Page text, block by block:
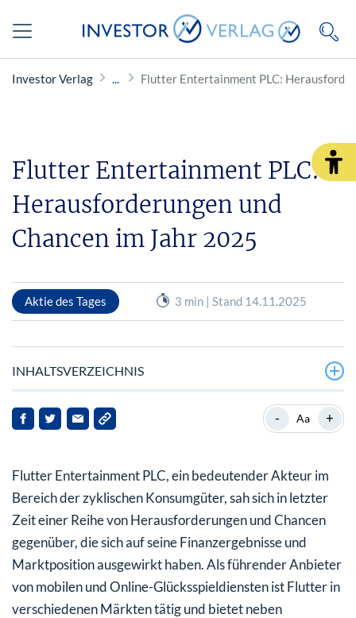
Investor Verlag Flutter Entertainment PLC:
Flutter Entertainment PLC:
Herausforderungen und
Chancen im Jahr 2025
Aktie des Tages 3 min | Stand 14.11.2025
INHALTSVERZEICHNIS
Was treibt die jüngste finanzielle Performance von
Flutter an?
Flutter ausgewirkt?
Ist die Flutter-Aktie überbewertet oder unterbewertet?
Wie sieht die Zukunft für Flutter Entertainment aus?
- Aa +
Flutter Entertainment PLC, ein bedeutender Akteur im
Bereich der zyklischen Konsumgüter, sah sich in letzter
Zeit einer Reihe von Herausforderungen und Chancen
gegenüber, die sich auf seine Finanzergebnisse und
Marktposition ausgewirkt haben. Als führender Anbieter
von mobilen und Online-Glücksspieldiensten ist Flutter in
verschiedenen Märkten tätig und bietet neben